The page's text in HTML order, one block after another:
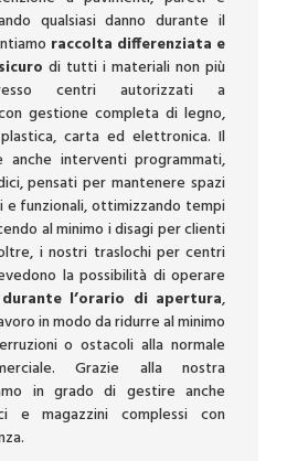
qualsiasi danno durante il
raccolta differenziata e
di tutti i materiali non più
centri autorizzati a
gestione completa di legno,
carta ed elettronica. Il
anche interventi programmati,
pensati per mantenere spazi
e funzionali, ottimizzando tempi
al minimo i disagi per clienti
i nostri traslochi per centri
la possibilità di operare
l’orario di apertura,
in modo da ridurre al minimo
o ostacoli alla normale
Grazie alla nostra
in grado di gestire anche
e magazzini complessi con